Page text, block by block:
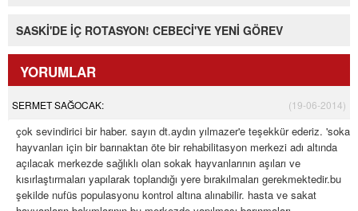
SASKİ'DE İÇ ROTASYON! CEBECİ'YE YENİ GÖREV
YORUMLAR
SERMET SAĞOCAK: (19-06-2014)
çok sevindirici bir haber. sayın dt.aydın yılmazer'e teşekkür ederiz. 'sokak
hayvanları için bir barınaktan öte bir rehabilitasyon merkezi adı altında
açılacak merkezde sağlıklı olan sokak hayvanlarının aşıları ve
kısırlaştırmaları yapılarak toplandığı yere bırakılmaları gerekmektedir.bu
şekilde nufüs populasyonu kontrol altına alınabilir. hasta ve sakat